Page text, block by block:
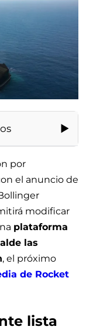
por
el anuncio de
modificar
plataforma
las
, el próximo
de Rocket
lista